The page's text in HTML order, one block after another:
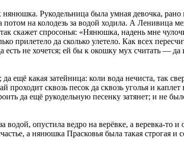
Рукодельница была умная девочка, рано
на колодезь за водой ходила. А Ленивица
так скажет спросонья: «Нянюшка, надень мне
прилетело да сколько улетело. Как всех
не хочется; ей бы к окошку мух считать —
какая затейница: коли вода нечиста, так
проходит сквозь песок да сквозь уголья и
да ещё рукодельную песенку затянет; и не
опустила ведро на верёвке, а веревка-то и
а нянюшка Прасковья была такая строгая и